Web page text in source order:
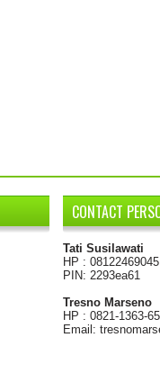
CONTACT
Tati Susilawati
HP : 08122469045
PIN: 2293ea61
Tresno Marseno
HP : 0821-1363-
Email: